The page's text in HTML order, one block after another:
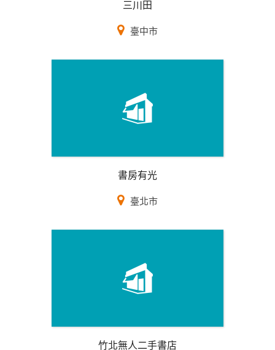
三川田
臺中市
書房有光
臺北市
竹北無人二手書店